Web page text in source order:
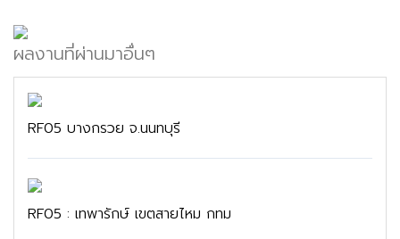
ผลงานที่ผ่านมาอื่นๆ
RF05 บางกรวย จ.นนทบุรี
RF05 : เทพารักษ์ เขตสายไหม กทม